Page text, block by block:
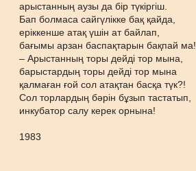
арыстанның аузы да бір түкіргіш.
Бап болмаса сайгүлікке бақ қайда,
еріккенше атақ үшін ат байлап,
бағымы арзан баспақтарын бақпай ма!
– Арыстанның торы дейді тор мына,
барыстардың торы дейді тор мына
қалмаған ғой сол атақтан басқа түк?!
Сол торлардың бәрін бұзып тастатып,
инкубатор салу керек орнына!
1983